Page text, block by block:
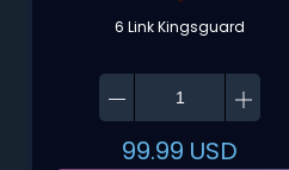
6 Link Kingsguard
99.99 USD